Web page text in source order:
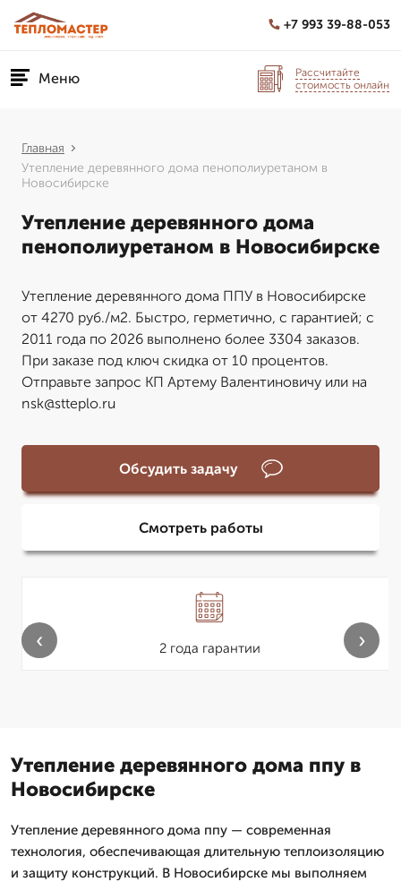
+7 993 39-88-053
Меню
Рассчитайте
стоимость онлайн
Главная
Утепление деревянного дома пенополиуретаном в
Новосибирске
Утепление деревянного дома
пенополиуретаном в Новосибирске
Утепление деревянного дома ППУ в Новосибирске
от 4270 руб./м2. Быстро, герметично, с гарантией; с
2011 года по 2026 выполнено более 3304 заказов.
При заказе под ключ скидка от 10 процентов.
Отправьте запрос КП Артему Валентиновичу или на
nsk@stteplo.ru
Обсудить задачу
Смотреть работы
2 года гарантии
‹ ›
Утепление деревянного дома ппу в
Новосибирске
Утепление деревянного дома ппу — современная
технология, обеспечивающая длительную теплоизоляцию
и защиту конструкций. В Новосибирске мы выполняем